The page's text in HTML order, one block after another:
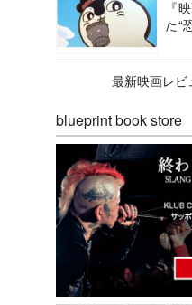
『
た“
最新映画レビ
blueprint book store